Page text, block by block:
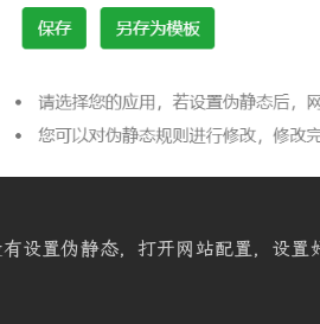
设置伪静态，打开网站配置，设置